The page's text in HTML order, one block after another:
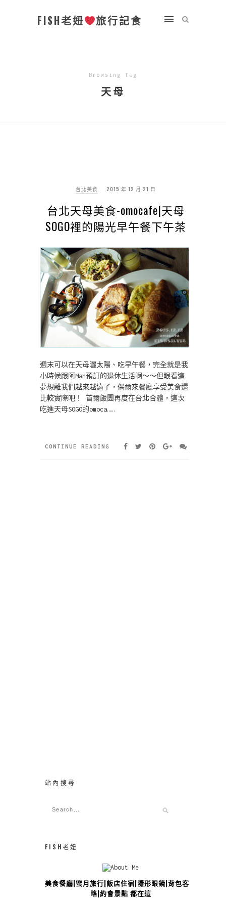
FISH老妞 旅行記食
Browsing Tag
天母
台北美食 2015 年 12 月 21 日
台北天母美食-omocafe|天母
SOGO裡的陽光早午餐下午茶
週末可以在天母曬太陽、吃早午餐，完全就是我
小時候跟阿Man預訂的退休生活啊～～但眼看這
夢想離我們越來越遠了，偶爾來餐廳享受美食還
比較實際吧！ 首爾飯團再度在台北合體，這次
吃進天母SOGO的omoca……
CONTINUE READING
站內搜尋
FISH老妞
美食餐廳|蜜月旅行|飯店住宿|隱形眼鏡|背包客攻
略|約會景點 都在這